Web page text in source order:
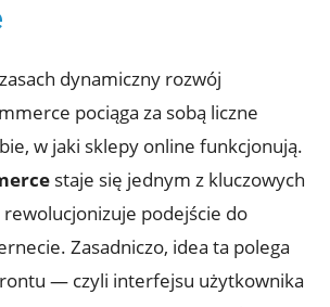
dynamiczny rozwój
pociąga ⁤za sobą liczne
w jaki sklepy online funkcjonują.
staje się jednym z kluczowych
podejście do
Zasadniczo, idea ta‍ polega⁣
— czyli interfejsu ​użytkownika